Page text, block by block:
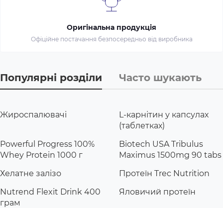
Оригінальна продукція
Офіційне постачання безпосередньо від виробника
Популярні розділи Часто шукають
Жироспалювачі
L-карнітин у капсулах
(таблетках)
Powerful Progress 100%
Whey Protein 1000 г
Biotech USA Tribulus
Maximus 1500mg 90 tabs
Хелатне залізо
Протеїн Trec Nutrition
Nutrend Flexit Drink 400
грам
Яловичий протеїн